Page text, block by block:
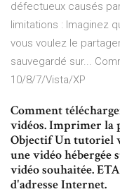
défectueux causés
limitations : Imaginez
vous voulez le
sauvegardé sur...
10/8/7/Vista/XP
Comment
vidéos. Imprimer la
Objectif Un tutoriel
une vidéo hébergée
vidéo souhaitée.
d'adresse Internet.